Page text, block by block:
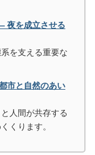
夜を成立させる
を支える重要な
市と自然のあい
人間が共存する
くります。